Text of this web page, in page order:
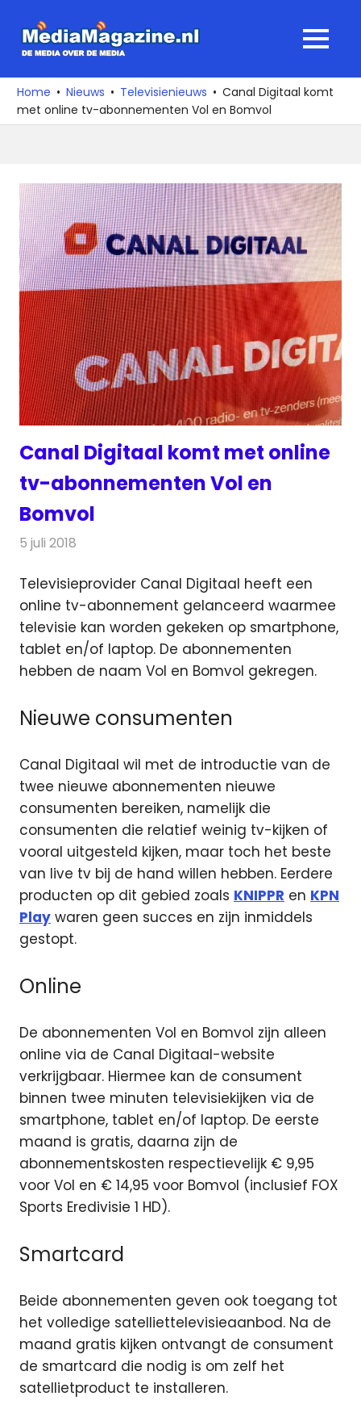
naar
media
over
de
MENU
Home Nieuws Televisienieuws
Canal Digitaal komt
met online tv-abonnementen Vol en Bomvol
Canal Digitaal komt met online
tv-abonnementen Vol en
Bomvol
5 juli 2018
Televisieprovider Canal Digitaal heeft een
online tv-abonnement gelanceerd waarmee
televisie kan worden gekeken op smartphone,
tablet en/of laptop. De abonnementen
hebben de naam Vol en Bomvol gekregen.
Nieuwe consumenten
Canal Digitaal wil met de introductie van de
twee nieuwe abonnementen nieuwe
consumenten bereiken, namelijk die
consumenten die relatief weinig tv-kijken of
vooral uitgesteld kijken, maar toch het beste
van live tv bij de hand willen hebben. Eerdere
producten op dit gebied zoals KNIPPR en KPN
Play waren geen succes en zijn inmiddels
gestopt.
Online
De abonnementen Vol en Bomvol zijn alleen
online via de Canal Digitaal-website
verkrijgbaar. Hiermee kan de consument
binnen twee minuten televisiekijken via de
smartphone, tablet en/of laptop. De eerste
maand is gratis, daarna zijn de
abonnementskosten respectievelijk € 9,95
voor Vol en € 14,95 voor Bomvol (inclusief FOX
Sports Eredivisie 1 HD).
Smartcard
Beide abonnementen geven ook toegang tot
het volledige satelliettelevisieaanbod. Na de
maand gratis kijken ontvangt de consument
de smartcard die nodig is om zelf het
satellietproduct te installeren.